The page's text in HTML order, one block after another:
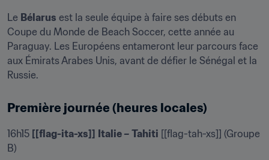
Le Bélarus est la seule équipe à faire ses débuts en
Coupe du Monde de Beach Soccer, cette année au
Paraguay. Les Européens entameront leur parcours face
aux Émirats Arabes Unis, avant de défier le Sénégal et la
Russie.
Première journée (heures locales)
16h15 [[flag-ita-xs]] Italie – Tahiti [[flag-tah-xs]] (Groupe
B)